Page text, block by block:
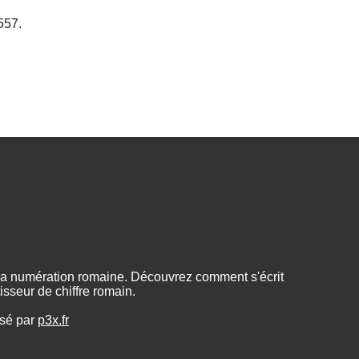
numération romaine. Découvrez comment s'écrit
de chiffre romain.
par p3x.fr